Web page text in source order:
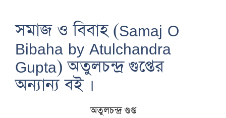
সমাজ ও বিবাহ (Samaj O
Bibaha by Atulchandra
Gupta) অতুলচন্দ্র গুপ্তের
অন্যান্য বই ।
অতুলচন্দ্র গুপ্ত